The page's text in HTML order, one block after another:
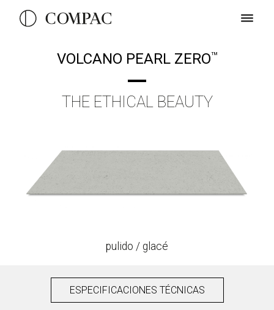
VOLCANO PEARL ZEROTM
THE ETHICAL BEAUTY
pulido / glacé
ESPECIFICACIONES TÉCNICAS